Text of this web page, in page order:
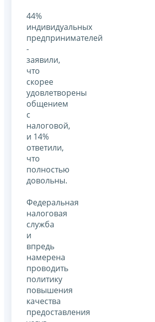
44%
индивидуальных
предпринимателей
-
заявили,
что
скорее
удовлетворены
общением
с
налоговой,
и 14%
ответили,
что
полностью
довольны.
Федеральная
налоговая
служба
и
впредь
намерена
проводить
политику
повышения
качества
предоставления